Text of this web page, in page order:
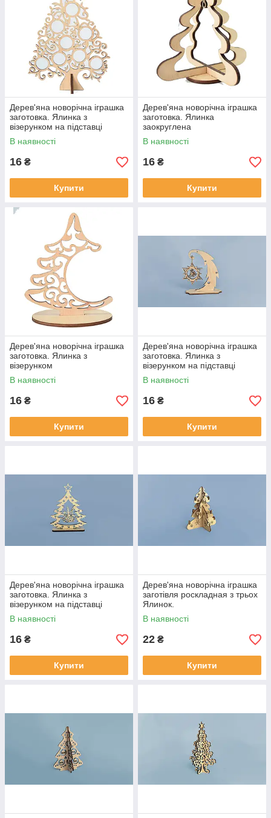
Дерев'яна новорічна іграшка
заготовка. Ялинка з
візерунком на підставці
В наявності
16 ₴
Купити
Дерев'яна новорічна іграшка
заготовка. Ялинка
заокруглена
В наявності
16 ₴
Купити
Дерев'яна новорічна іграшка
заготовка. Ялинка з
візерунком
В наявності
16 ₴
Купити
Дерев'яна новорічна іграшка
заготовка. Ялинка з
візерунком на підставці
В наявності
16 ₴
Купити
Дерев'яна новорічна іграшка
заготовка. Ялинка з
візерунком на підставці
В наявності
16 ₴
Купити
Дерев'яна новорічна іграшка
заготівля роскладная з трьох
Ялинок.
В наявності
22 ₴
Купити